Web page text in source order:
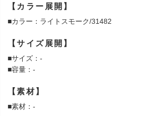
【カラー展開】
■カラー：ライトスモーク/31482
【サイズ展開】
■サイズ：-
■容量：-
【素材】
■素材：-